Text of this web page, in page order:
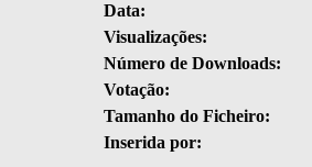
Data:
Visualizações:
Número de Downloads:
Votação:
Tamanho do Ficheiro:
Inserida por: